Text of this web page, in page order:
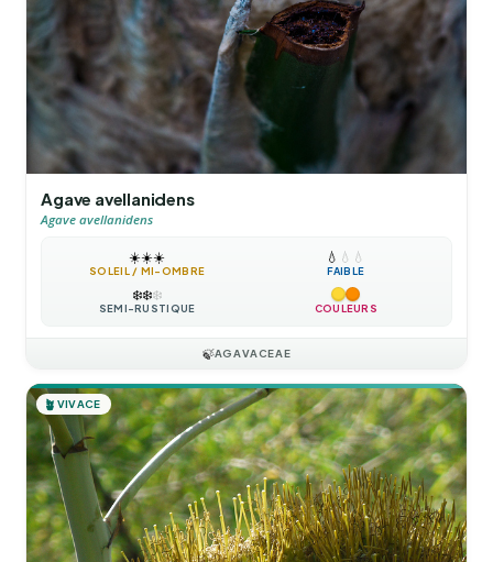
Agave avellanidens
Agave avellanidens
☀️☀️☀️
SOLEIL / MI-OMBRE
💧 💧 💧
FAIBLE
❄️❄️❄️
SEMI-RUSTIQUE COULEURS
🍃AGAVACEAE
🪴 VIVACE